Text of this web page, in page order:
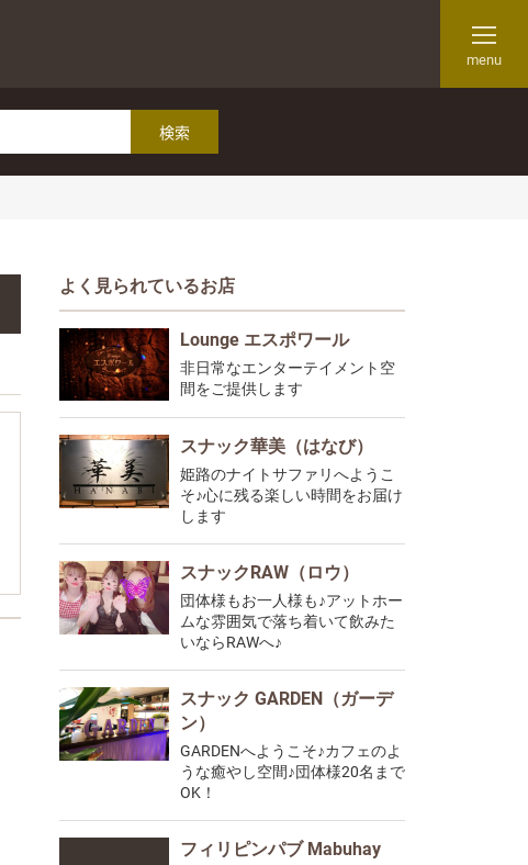
menu
よく見られているお店
Lounge エスポワール
非日常なエンターテイメント空
間をご提供します
スナック華美（はなび）
姫路のナイトサファリへようこ
そ♪心に残る楽しい時間をお届け
します
スナックRAW（ロウ）
団体様もお一人様も♪アットホー
ムな雰囲気で落ち着いて飲みた
いならRAWへ♪
スナック GARDEN（ガーデ
ン）
GARDENへようこそ♪カフェのよ
うな癒やし空間♪団体様20名まで
OK！
フィリピンパブ Mabuhay